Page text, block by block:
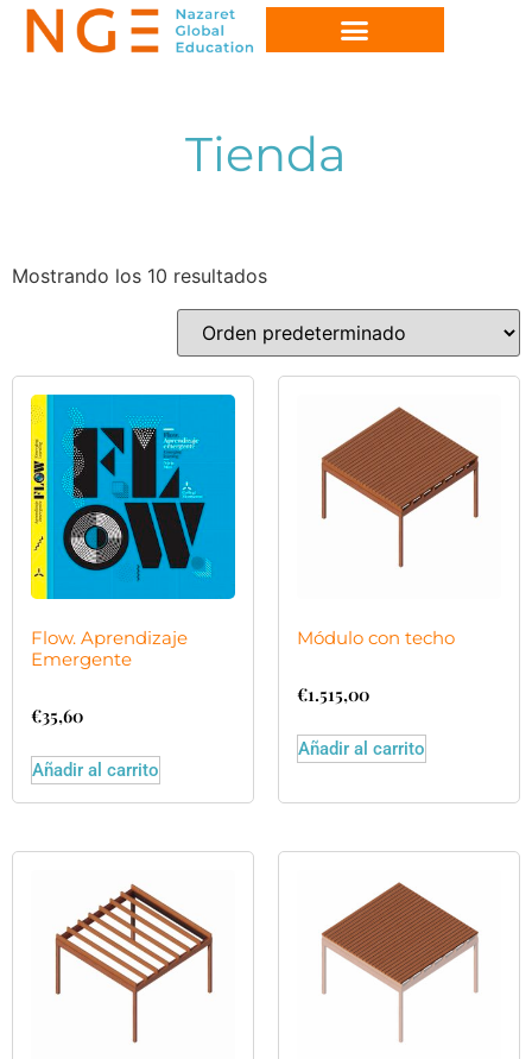
Tienda
Mostrando los 10 resultados
Flow. Aprendizaje
Emergente
€35,60
Añadir al carrito
Módulo con techo
€1.515,00
Añadir al carrito